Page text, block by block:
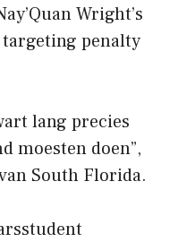
Wright’s
targeting penalty
lang precies
moesten doen”,
South Florida.